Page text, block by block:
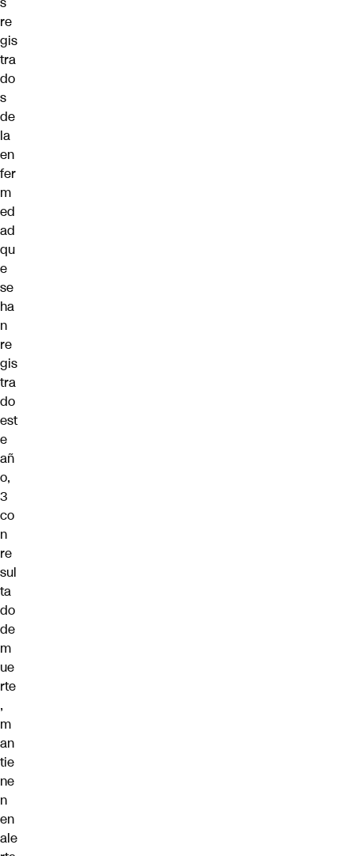
re
gis
tra
do
s
de
la
en
fer
m
ed
ad
qu
e
se
ha
n
re
gis
tra
do
est
e
añ
o,
3
co
n
re
sul
ta
do
de
m
ue
rte
,
m
an
tie
ne
n
en
ale